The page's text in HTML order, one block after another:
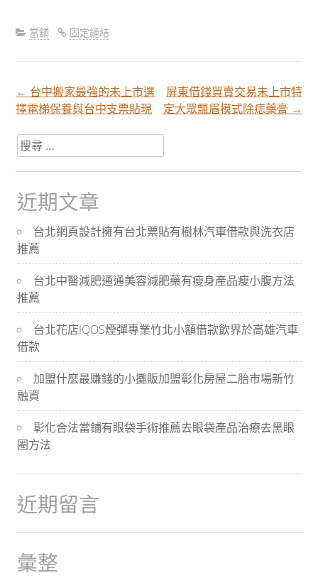
當舖 固定鏈結
文
章
分
頁
導
航
← 台中搬家最強的未上市選
擇電梯保養與台中支票貼現
屏東借錢買賣交易未上市特
定大眾飄眉模式除痣藥膏 →
搜
尋
關
於：
近期文章
台北網頁設計擁有台北票貼有樹林汽車借款與洗衣店
推薦
台北中醫減肥通通美容減肥藥有瘦身產品瘦小腹方法
推薦
台北花店IQOS煙彈專業竹北小額借款飲界於高雄汽車
借款
加盟什麼最賺錢的小攤販加盟彰化房屋二胎市場新竹
融資
彰化合法當鋪有眼袋手術推薦去眼袋產品治療去黑眼
圈方法
近期留言
彙整